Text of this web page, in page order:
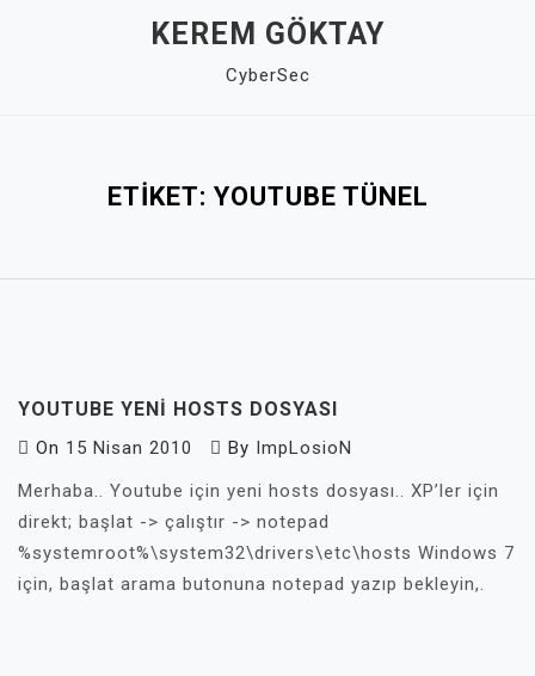
KEREM GÖKTAY
CyberSec
ETIKET: YOUTUBE TÜNEL
YOUTUBE YENI HOSTS DOSYASI
On 15 Nisan 2010 By ImpLosioN
Merhaba.. Youtube için yeni hosts dosyası.. XP’ler için
direkt; başlat -> çalıştır -> notepad
%systemroot%\system32\drivers\etc\hosts Windows 7
için, başlat arama butonuna notepad yazıp bekleyin,.